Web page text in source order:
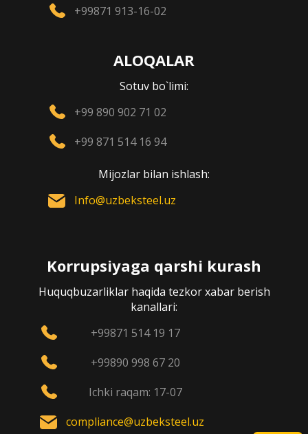
+99871 913-16-02
ALOQALAR
Sotuv bo`limi:
+99 890 902 71 02
+99 871 514 16 94
Mijozlar bilan ishlash:
Info@uzbeksteel.uz
Korrupsiyaga qarshi kurash
Huquqbuzarliklar haqida tezkor xabar berish
kanallari:
+99871 514 19 17
+99890 998 67 20
Ichki raqam: 17-07
compliance@uzbeksteel.uz